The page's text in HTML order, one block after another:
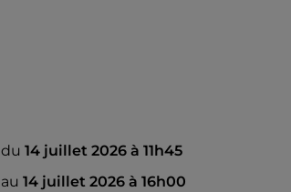
du14 juillet 2026 à 11h45
au14 juillet 2026 à 16h00